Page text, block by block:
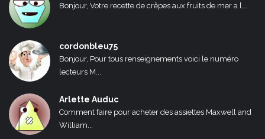
Bonjour, Votre recette de crêpes aux fruits de mer a l...
cordonbleu75
Bonjour, Pour tous renseignements voici le numéro
lecteurs M...
Arlette Auduc
Comment faire pour acheter des assiettes Maxwell and
William...